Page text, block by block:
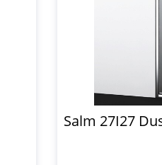
Salm 27I27